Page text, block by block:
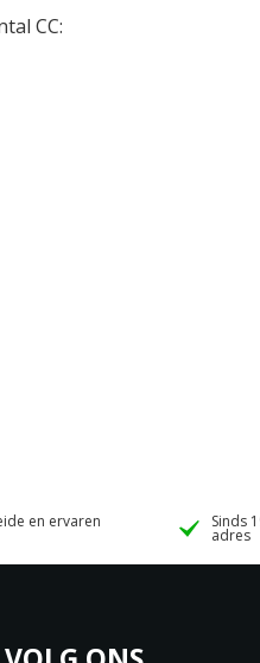
CC:
en ervaren Sinds
adres